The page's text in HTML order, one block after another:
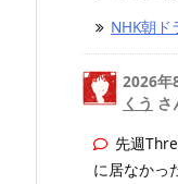
NHK朝ド
2026年
くう さ
先週
に居なかっ